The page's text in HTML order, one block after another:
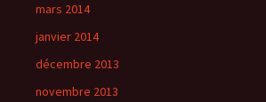
mars 2014
janvier 2014
décembre 2013
novembre 2013